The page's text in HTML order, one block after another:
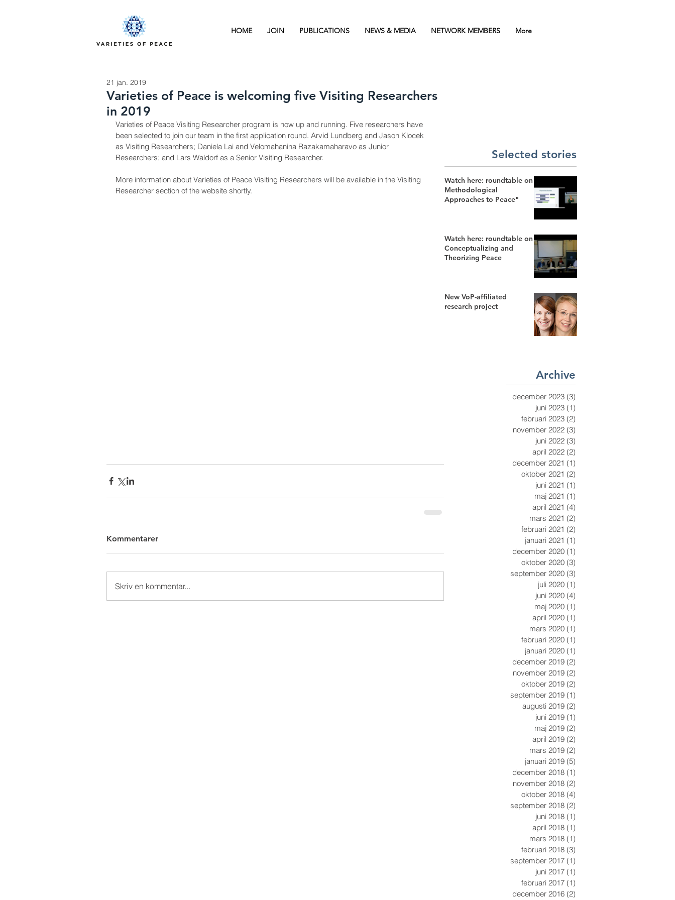
HOME JOIN PUBLICATIONS NEWS & MEDIA NETWORK MEMBERS More
Varieties of Peace is welcoming five Visiting Researchers
in 2019
21 jan. 2019
Varieties of Peace Visiting Researcher program is now up and running. Five researchers have
been selected to join our team in the first application round. Arvid Lundberg and Jason Klocek
as Visiting Researchers; Daniela Lai and Velomahanina Razakamaharavo as Junior
Researchers; and Lars Waldorf as a Senior Visiting Researcher.
More information about Varieties of Peace Visiting Researchers will be available in the Visiting
Researcher section of the website shortly.
Kommentarer
Skriv en kommentar...
Selected stories
Watch here: roundtable on
Methodological
Approaches to Peace"
Watch here: roundtable on
Conceptualizing and
Theorizing Peace
New VoP-affiliated
research project
Archive
december 2023 (3)
juni 2023 (1)
februari 2023 (2)
november 2022 (3)
juni 2022 (3)
april 2022 (2)
december 2021 (1)
oktober 2021 (2)
juni 2021 (1)
maj 2021 (1)
april 2021 (4)
mars 2021 (2)
februari 2021 (2)
januari 2021 (1)
december 2020 (1)
oktober 2020 (3)
september 2020 (3)
juli 2020 (1)
juni 2020 (4)
maj 2020 (1)
april 2020 (1)
mars 2020 (1)
februari 2020 (1)
januari 2020 (1)
december 2019 (2)
november 2019 (2)
oktober 2019 (2)
september 2019 (1)
augusti 2019 (2)
juni 2019 (1)
maj 2019 (2)
april 2019 (2)
mars 2019 (2)
januari 2019 (5)
december 2018 (1)
november 2018 (2)
oktober 2018 (4)
september 2018 (2)
juni 2018 (1)
april 2018 (1)
mars 2018 (1)
februari 2018 (3)
september 2017 (1)
juni 2017 (1)
februari 2017 (1)
december 2016 (2)